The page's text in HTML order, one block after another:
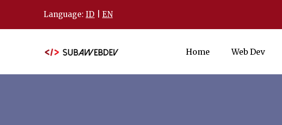
Language: ID EN
Home Web Dev